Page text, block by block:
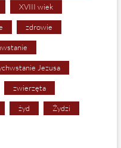
XVIII wiek
zdrowie
Jezusa
zwierzęta
żyd Żydzi